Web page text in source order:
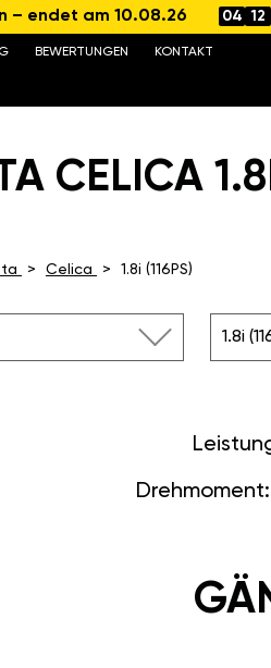
– endet am 10.08.26 04 12
BEWERTUNGEN
KONTAKT
CELICA
Celica 1.8i (116PS)
1.8i
Drehmoment: